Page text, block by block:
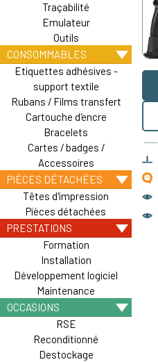
Traçabilité
Emulateur
Outils
CONSOMMABLES
Etiquettes adhésives -
support textile
Rubans / Films transfert
Cartouche d'encre
Bracelets
Cartes / badges /
Accessoires
PIÈCES DÉTACHÉES
Têtes d'impression
Pièces détachées
PRESTATIONS
Formation
Installation
Développement logiciel
Maintenance
OCCASIONS
RSE
Reconditionné
Destockage